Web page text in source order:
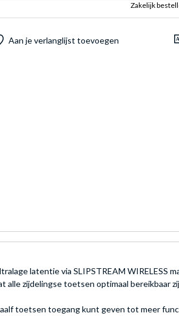
Zakelijk
Aan je verlanglijst toevoegen
latentie via SLIPSTREAM WIRELESS
zijdelingse toetsen optimaal bereikbaar
toetsen toegang kunt geven tot meer